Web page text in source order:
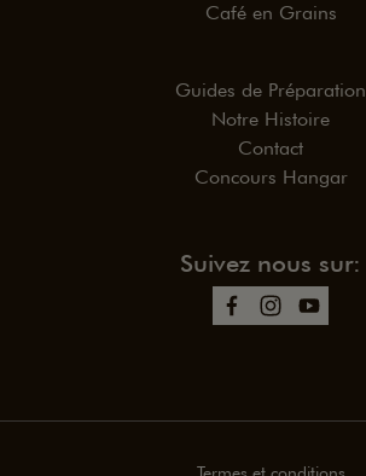
Café en Grains
Guides de Préparation
Notre Histoire
Contact
Concours Hangar
Suivez nous sur: